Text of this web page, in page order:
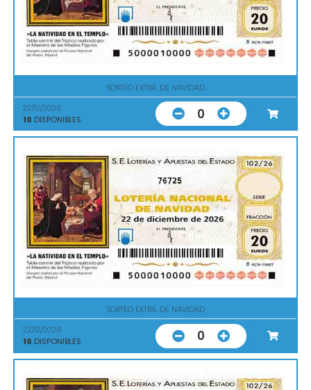
SORTEO EXTRA. DE NAVIDAD
22/12/2026
10 DISPONIBLES 0
76725
SORTEO EXTRA. DE NAVIDAD
22/12/2026
10 DISPONIBLES 0